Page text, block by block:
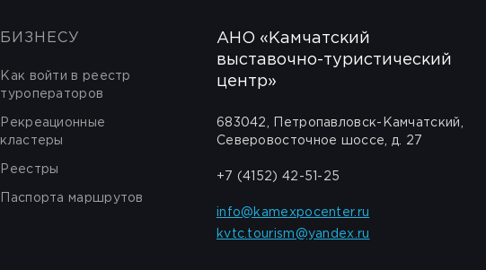
БИЗНЕСУ
Как войти в реестр
туроператоров
Рекреационные
кластеры
Реестры
Паспорта маршрутов
АНО «Камчатский
выставочно-туристический
центр»
683042, Петропавловск-Камчатский,
Северовосточное шоссе, д. 27
+7 (4152) 42-51-25
info@kamexpocenter.ru
kvtc.tourism@yandex.ru